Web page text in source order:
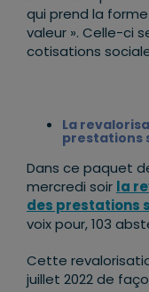
qui prend la
valeur ». Celle-ci
cotisations
La
prestations
Dans ce paquet
mercredi soir la
des prestations
voix pour, 103
Cette
juillet 2022 de